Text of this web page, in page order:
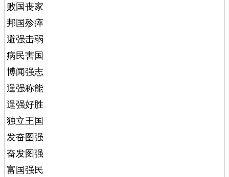
败国丧家
邦国殄瘁
避强击弱
病民害国
博闻强志
逞强称能
逞强好胜
独立王国
发奋图强
奋发图强
富国强民